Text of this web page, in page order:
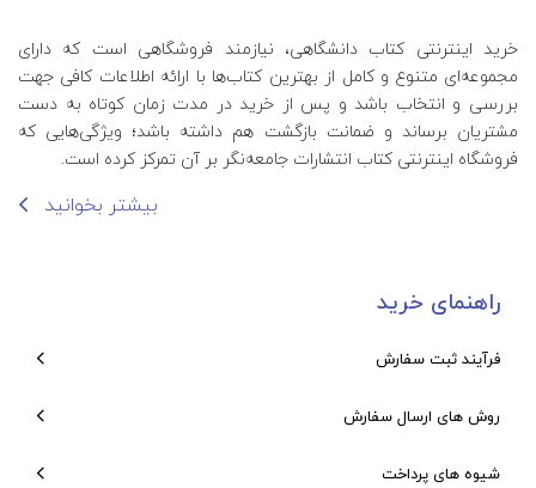
خرید اینترنتی کتاب‌ دانشگاهی، نیازمند فروشگاهی است که دارای
مجموعه‌ای متنوع و کامل از بهترین کتاب‌ها با ارائه اطلاعات کافی جهت
بررسی و انتخاب باشد و پس از خرید در مدت زمان کوتاه به دست
مشتریان برساند و ضمانت بازگشت هم داشته باشد؛ ویژگی‌هایی که
فروشگاه اینترنتی کتاب انتشارات جامعه‌نگر بر آن تمرکز کرده است.
بیشتر بخوانید
راهنمای خرید
فرآیند ثبت سفارش
روش های ارسال سفارش
شیوه های پرداخت